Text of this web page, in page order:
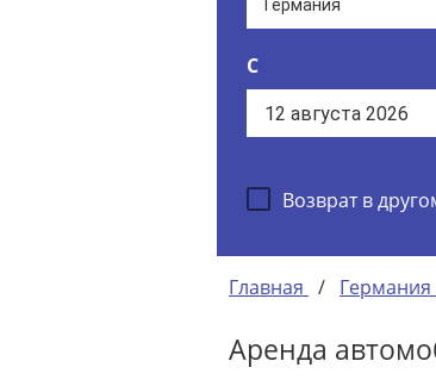
С
Возврат в
Главная / Германия
Аренда